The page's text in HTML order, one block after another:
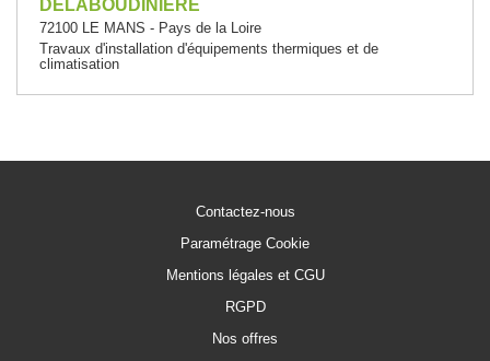
DELABOUDINIERE
72100 LE MANS - Pays de la Loire
Travaux d'installation d'équipements thermiques et de
climatisation
Contactez-nous
Paramétrage Cookie
Mentions légales et CGU
RGPD
Nos offres